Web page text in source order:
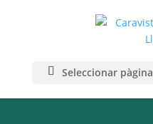
Seleccionar pàgina